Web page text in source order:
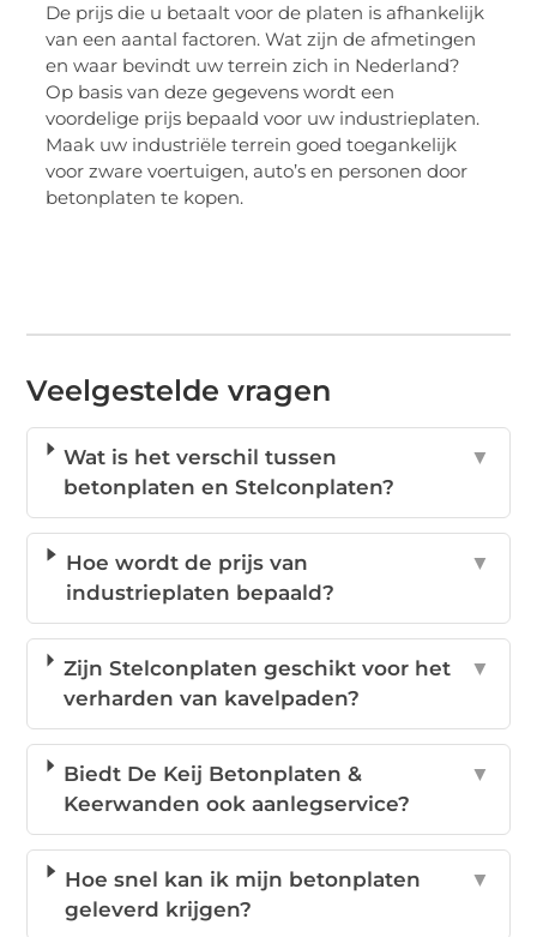
De prijs die u betaalt voor de platen is afhankelijk
van een aantal factoren. Wat zijn de afmetingen
en waar bevindt uw terrein zich in Nederland?
Op basis van deze gegevens wordt een
voordelige prijs bepaald voor uw industrieplaten.
Maak uw industriële terrein goed toegankelijk
voor zware voertuigen, auto’s en personen door
betonplaten te kopen.
Veelgestelde vragen
Wat is het verschil tussen
betonplaten en Stelconplaten?
▼
Hoe wordt de prijs van
industrieplaten bepaald?
▼
Zijn Stelconplaten geschikt voor het
verharden van kavelpaden?
▼
Biedt De Keij Betonplaten &
Keerwanden ook aanlegservice?
▼
Hoe snel kan ik mijn betonplaten
geleverd krijgen?
▼